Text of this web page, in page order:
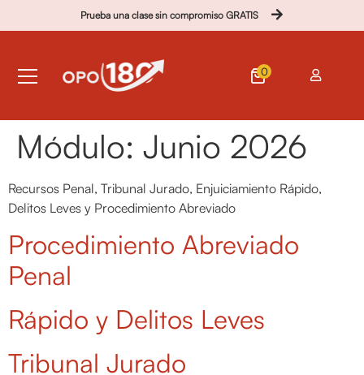
Prueba una clase sin compromiso GRATIS
0
Módulo: Junio 2026
Recursos Penal, Tribunal Jurado, Enjuiciamiento Rápido,
Delitos Leves y Procedimiento Abreviado
Procedimiento Abreviado
Penal
Rápido y Delitos Leves
Tribunal Jurado